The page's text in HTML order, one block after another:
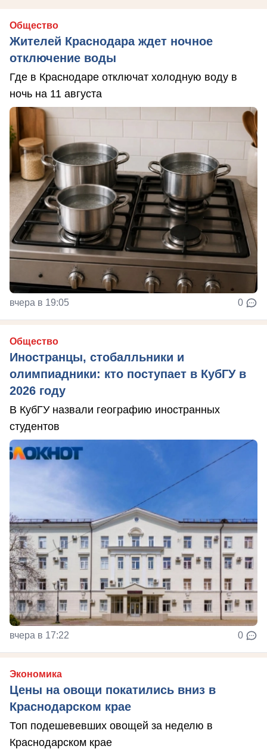
Общество
Жителей Краснодара ждет ночное
отключение воды
Где в Краснодаре отключат холодную воду в
ночь на 11 августа
вчера в 19:05 0
Общество
Иностранцы, стобалльники и
олимпиадники: кто поступает в КубГУ в
2026 году
В КубГУ назвали географию иностранных
студентов
вчера в 17:22 0
Экономика
Цены на овощи покатились вниз в
Краснодарском крае
Топ подешевевших овощей за неделю в
Краснодарском крае